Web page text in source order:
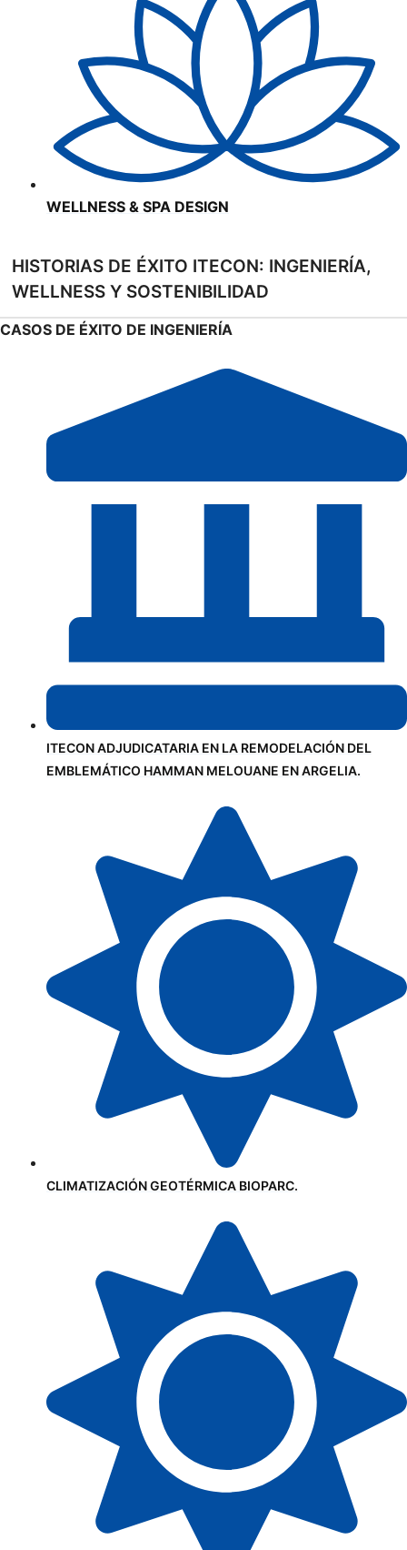
WELLNESS & SPA DESIGN
HISTORIAS DE ÉXITO ITECON: INGENIERÍA,
WELLNESS Y SOSTENIBILIDAD
CASOS DE ÉXITO DE INGENIERÍA
ITECON ADJUDICATARIA EN LA REMODELACIÓN DEL
EMBLEMÁTICO HAMMAN MELOUANE EN ARGELIA.
CLIMATIZACIÓN GEOTÉRMICA BIOPARC.